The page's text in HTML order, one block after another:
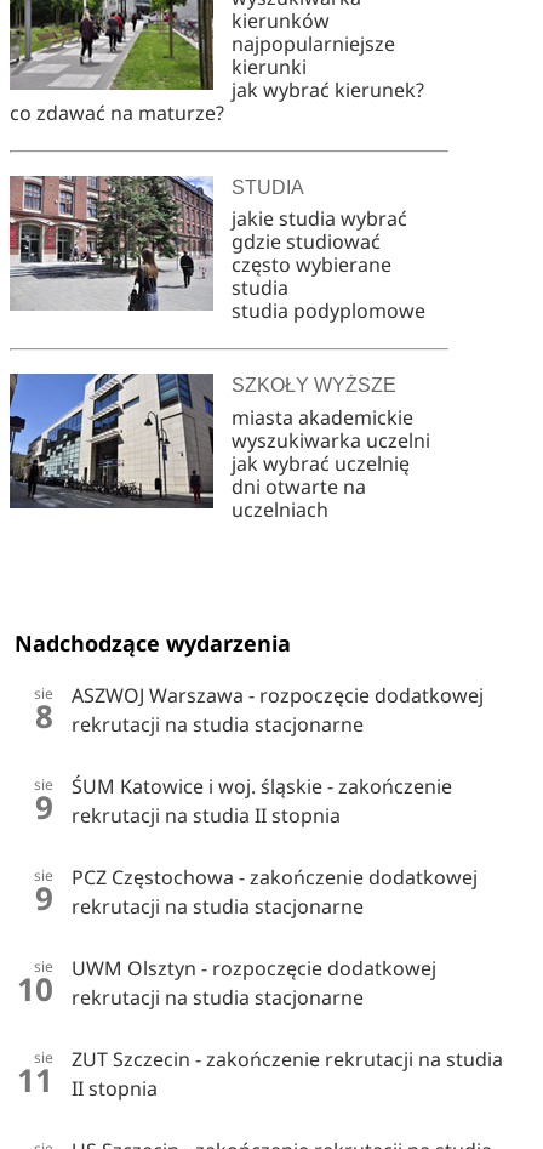
kierunków
najpopularniejsze
kierunki
jak wybrać kierunek?
co zdawać na maturze?
STUDIA
jakie studia wybrać
gdzie studiować
często wybierane
studia
studia podyplomowe
SZKOŁY WYŻSZE
miasta akademickie
wyszukiwarka uczelni
jak wybrać uczelnię
dni otwarte na
uczelniach
Nadchodzące wydarzenia
sie
8
ASZWOJ Warszawa - rozpoczęcie dodatkowej
rekrutacji na studia stacjonarne
sie
9
ŚUM Katowice i woj. śląskie - zakończenie
rekrutacji na studia II stopnia
sie
9
PCZ Częstochowa - zakończenie dodatkowej
rekrutacji na studia stacjonarne
sie
10
UWM Olsztyn - rozpoczęcie dodatkowej
rekrutacji na studia stacjonarne
sie
11
ZUT Szczecin - zakończenie rekrutacji na studia
II stopnia